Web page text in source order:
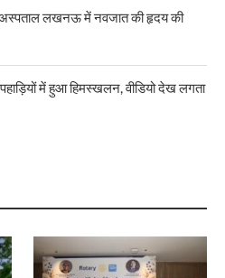
अस्पताल लखनऊ में नवजात की हृदय की
में हुआ हिमस्खलन, वीडियो देख लगता